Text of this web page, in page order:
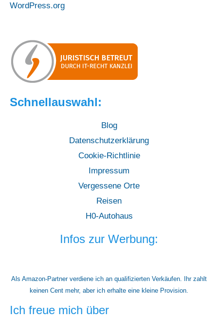
WordPress.org
Schnellauswahl:
Blog
Datenschutzerklärung
Cookie-Richtlinie
Impressum
Vergessene Orte
Reisen
H0-Autohaus
Infos zur Werbung:
Als Amazon-Partner verdiene ich an qualifizierten Verkäufen. Ihr zahlt
keinen Cent mehr, aber ich erhalte eine kleine Provision.
Ich freue mich über